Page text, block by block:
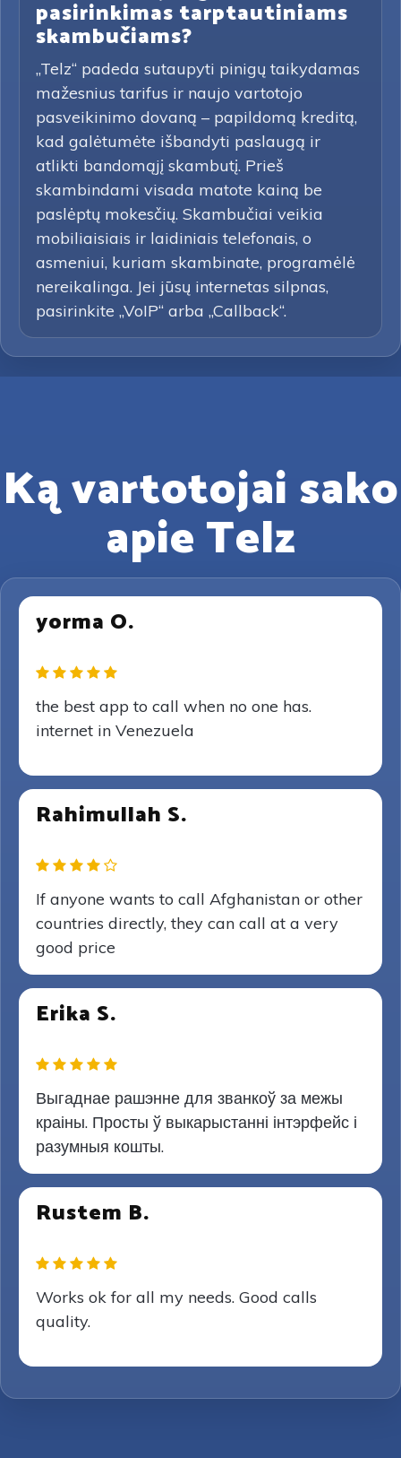
pasirinkimas tarptautiniams
skambučiams?
„Telz“ padeda sutaupyti pinigų taikydamas
mažesnius tarifus ir naujo vartotojo
pasveikinimo dovaną – papildomą kreditą,
kad galėtumėte išbandyti paslaugą ir
atlikti bandomąjį skambutį. Prieš
skambindami visada matote kainą be
paslėptų mokesčių. Skambučiai veikia
mobiliaisiais ir laidiniais telefonais, o
asmeniui, kuriam skambinate, programėlė
nereikalinga. Jei jūsų internetas silpnas,
pasirinkite „VoIP“ arba „Callback“.
Ką vartotojai sako
apie Telz
yorma O.
the best app to call when no one has.
internet in Venezuela
Rahimullah S.
If anyone wants to call Afghanistan or other
countries directly, they can call at a very
good price
Erika S.
Выгаднае рашэнне для званкоў за межы
краіны. Просты ў выкарыстанні інтэрфейс і
разумныя кошты.
Rustem B.
Works ok for all my needs. Good calls
quality.